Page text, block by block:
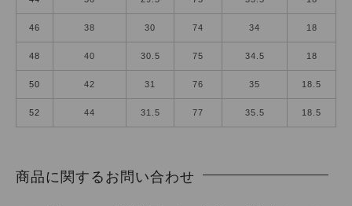
46 38 30 74 34 18
48 40 30.5 75 34.5 18
50 42 31 76 35 18.5
52 44 31.5 77 35.5 18.5
商品に関するお問い合わせ